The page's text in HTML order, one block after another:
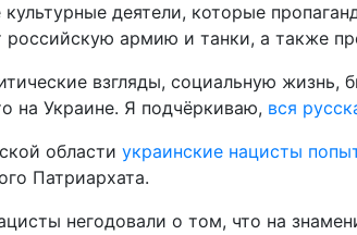
деятели, которые
российскую армию и танки, а также
взгляды, социальную
на Украине. Я подчёркиваю, вся
области украинские нацисты
Патриархата.
негодовали о том, что на